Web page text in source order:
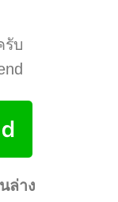
รับ
ล่าง